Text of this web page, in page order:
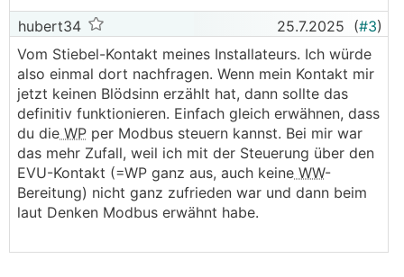
hubert34 25.7.2025 (#3)
Vom Stiebel-Kontakt meines Installateurs. Ich würde
also einmal dort nachfragen. Wenn mein Kontakt mir
jetzt keinen Blödsinn erzählt hat, dann sollte das
definitiv funktionieren. Einfach gleich erwähnen, dass
du die WP per Modbus steuern kannst. Bei mir war
das mehr Zufall, weil ich mit der Steuerung über den
EVU-Kontakt (=WP ganz aus, auch keine WW-
Bereitung) nicht ganz zufrieden war und dann beim
laut Denken Modbus erwähnt habe.